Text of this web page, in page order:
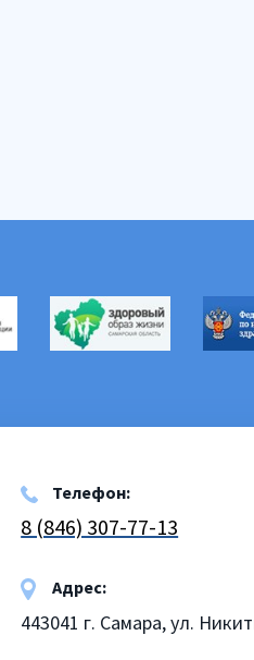
Телефон:
8 (846) 307-77-13
Адрес:
443041 г. Самара, ул.